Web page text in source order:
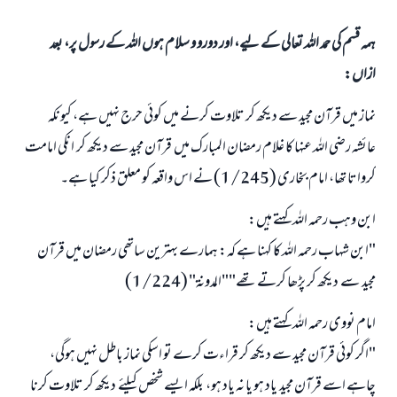
ہمہ قسم کی حمد اللہ تعالی کے لیے، اور دورو و سلام ہوں اللہ کے رسول پر، بعد
ازاں:
نماز میں قرآن مجید سے دیکھ کر تلاوت کرنے میں کوئی حرج نہیں ہے، کیونکہ
عائشہ رضی اللہ عنہا کا غلام رمضان المبارک میں قرآن مجید سے دیکھ کر انکی امامت
کرواتا تھا، امام بخاری (1/245) نے اس واقعہ کو معلق ذکر کیا ہے۔
ابن وہب رحمہ اللہ کہتے ہیں:
"ابن شہاب رحمہ اللہ کا کہنا ہے کہ: ہمارے بہترین ساتھی رمضان میں قرآن
مجید سے دیکھ کر پڑھا کرتے تھے""المدونۃ" (1/224)
امام نووی رحمہ اللہ کہتے ہیں:
"اگر کوئی قرآن مجید سے دیکھ کر قراءت کرے تو اسکی نماز باطل نہیں ہوگی،
چاہے اسے قرآن مجید یاد ہو یا نہ یاد ہو، بلکہ ایسے شخص کیلئے دیکھ کر تلاوت کرنا